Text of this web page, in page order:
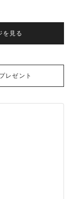
を見る
レゼント